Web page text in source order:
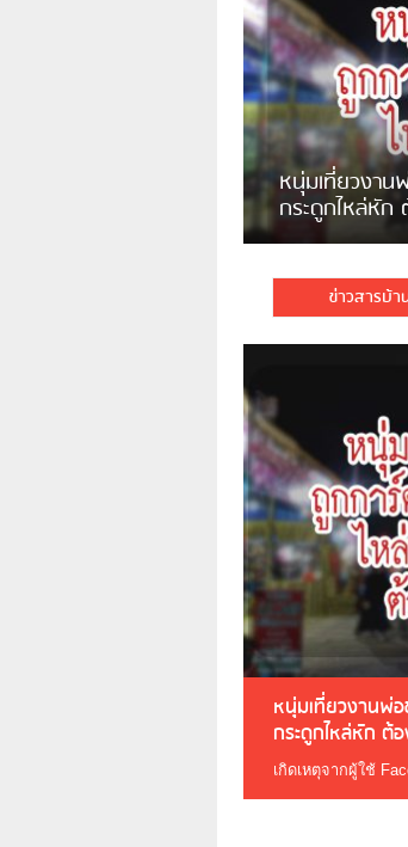
ชาวเน็ตส
พอไม่ซื้อเดิ
มีชาวเน็ตราย
ข่าวสารบ้า
หนุ่มเที่ยวงานพ่
กระดูกไหล่หัก ต้
เกิดเหตุจากผู้ใช้